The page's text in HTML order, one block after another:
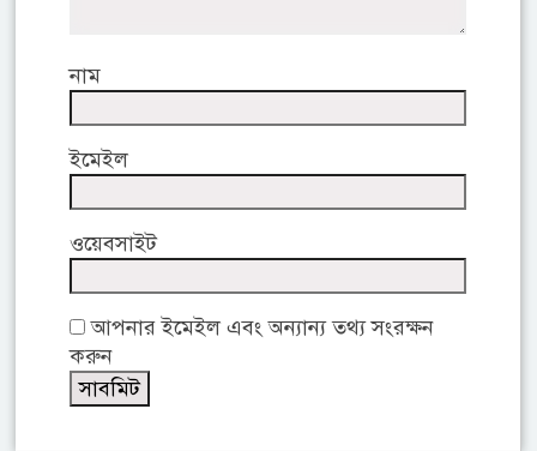
নাম
ইমেইল
ওয়েবসাইট
আপনার ইমেইল এবং অন্যান্য তথ্য সংরক্ষন
করুন